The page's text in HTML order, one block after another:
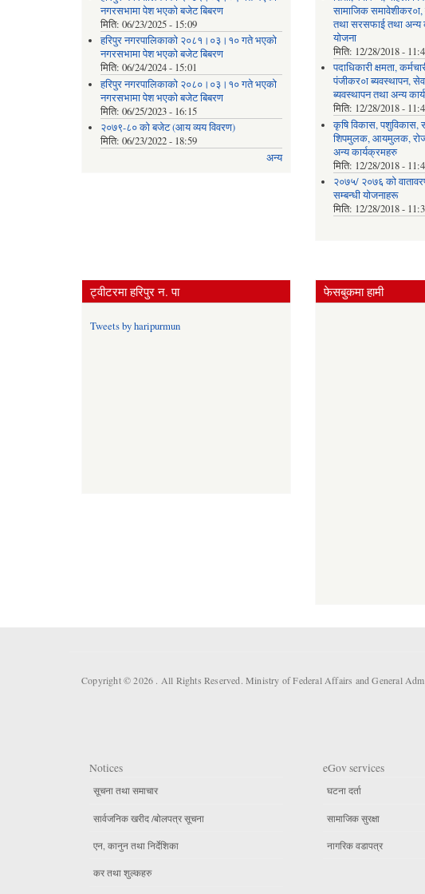
नगरसभामा पेश भएको बजेट बिबरण
मिति: 06/23/2025 - 15:09
हरिपुर नगरपालिकाको २०८१।०३।१० गते भएको
नगरसभामा पेश भएको बजेट बिबरण
मिति: 06/24/2024 - 15:01
हरिपुर नगरपालिकाको २०८०।०३।१० गते भएको
नगरसभामा पेश भएको बजेट बिबरण
मिति: 06/25/2023 - 16:15
२०७९-८० को बजेट (आय व्यय विवरण)
मिति: 06/23/2022 - 18:59
अन्य
सामाजिक समावेशीकर०ा,
तथा सरसफाई तथा अन्य
योजना
मिति: 12/28/2018 -
पदाधिकारी क्षमता,
पंजीकर०ा ब्यवस्थापन,
ब्यवस्थापन तथा अन्य
मिति: 12/28/2018 -
कृषि विकास, पशुविकास,
शिपमुलक, आयमुलक,
अन्य कार्यक्रमहरु
मिति: 12/28/2018 -
२०७५/ २०७६ को
सम्बन्धी योजनाहरू
मिति: 12/28/2018 -
ट्वीटरमा हरिपुर न. पा
Tweets by haripurmun
फेसबुकमा हामी
Copyright © 2026 . All Rights Reserved. Ministry of Federal Affairs and General
Notices
सूचना तथा समाचार
सार्वजनिक खरीद /बोलपत्र सूचना
एन, कानुन तथा निर्देशिका
कर तथा शुल्कहरु
eGov services
घटना दर्ता
सामाजिक सुरक्षा
नागरिक वडापत्र